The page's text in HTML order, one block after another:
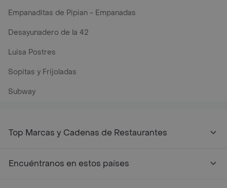
Empanaditas de Pipian - Empanadas
Desayunadero de la 42
Luisa Postres
Sopitas y Frijoladas
Subway
Top Marcas y Cadenas de Restaurantes
Encuéntranos en estos países